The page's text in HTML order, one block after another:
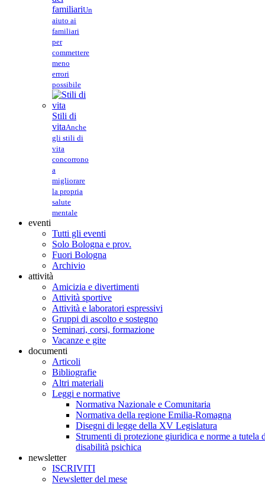
familiariUn
aiuto ai
familiari
per
commettere
meno
errori
possibile
Stili di
vitaAnche
gli stili di
vita
concorrono
a
migliorare
la propria
salute
mentale
eventi
Tutti gli eventi
Solo Bologna e prov.
Fuori Bologna
Archivio
attività
Amicizia e divertimenti
Attività sportive
Attività e laboratori espressivi
Gruppi di ascolto e sostegno
Seminari, corsi, formazione
Vacanze e gite
documenti
Articoli
Bibliografie
Altri materiali
Leggi e normative
Normativa Nazionale e Comunitaria
Normativa della regione Emilia-Romagna
Disegni di legge della XV Legislatura
Strumenti di protezione giuridica e norme a tutela
disabilità psichica
newsletter
ISCRIVITI
Newsletter del mese